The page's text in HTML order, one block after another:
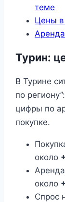
теме
Цены в
Турин:
В Турине
по
цифры по
покупке.
около
около
Спрос